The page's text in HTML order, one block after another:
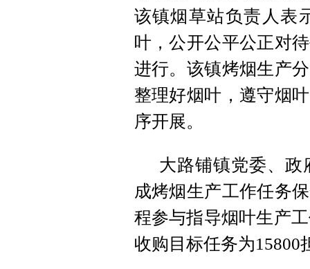
该镇烟草站负责人表
叶，公开公平公正对
进行。 该镇烤烟生产
整理好烟叶，遵守烟
序开展。
大路铺镇党委、
成烤烟生产工作任务
程参与指导烟叶生产
收购目标任务为15800